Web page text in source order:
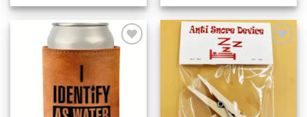
Tilføj til
Tilføj til
ønskeliste